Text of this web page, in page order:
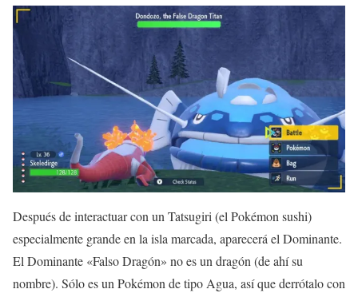
Después de interactuar con un Tatsugiri (el Pokémon sushi)
especialmente grande en la isla marcada, aparecerá el Dominante.
El Dominante «Falso Dragón» no es un dragón (de ahí su
nombre). Sólo es un Pokémon de tipo Agua, así que derrótalo con